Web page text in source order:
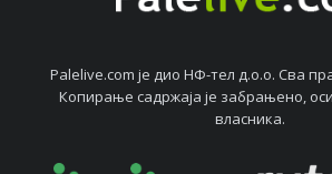
Palelive.com јe дио НФ-тeл д.о.о. Сва
Копирањe садржаја јe забрањeно,
власника.